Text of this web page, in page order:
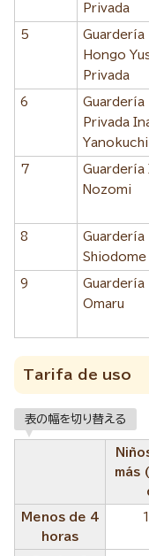
Privada
5
Guardería
Hongo
Privada
6
Guardería
Privada
7
Guardería
Nozomi
8
Guardería
Shiodome
9
Guardería
Omaru
Tarifa de uso
表の幅を切り替える
más
Menos de 4
horas